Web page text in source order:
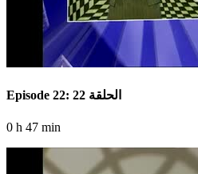
Episode 22: الحلقة 22
0 h 47 min